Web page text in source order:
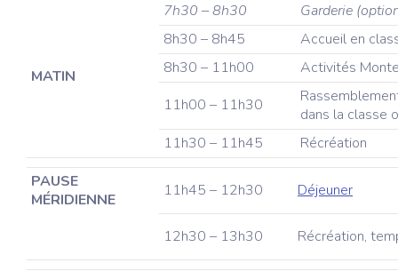
MATIN
7h30 – 8h30
Garderie
8h30 – 8h45
Accueil en
8h30 – 11h00
Activités
11h00 – 11h30
dans la classe
11h30 – 11h45
Récréation
PAUSE
MÉRIDIENNE
11h45 – 12h30 Déjeuner
12h30 – 13h30 Récréation,